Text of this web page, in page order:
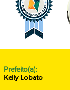
Prefeito(a):
Kelly Lobato